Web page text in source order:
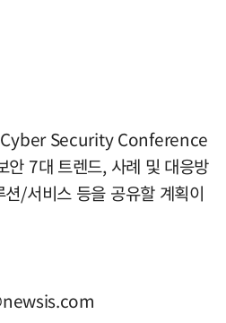
Cyber Security Conference
안 7대 트렌드, 사례 및 대응방
/서비스 등을 공유할 계획이